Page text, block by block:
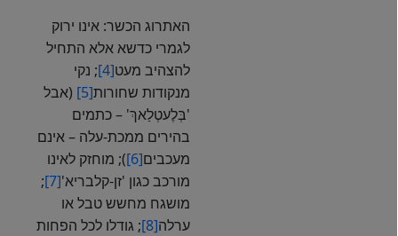
האתרוג הכשר: אינו ירוק
לגמרי כדשא אלא התחיל
להצהיב מעט[4]
; נקי
מנקודות שחורות[5]
(אבל
'בְּלֶעטְלַאךְ' – כתמים
בהירים ממכת-עלה – אינם
מעכבים[6]
); מוחזק לאינו
מורכב כגון 'זן-קלבריא'[7]
;
מושגח מחשש טבל או
ערלה[8]
; גודלו לכל הפחות